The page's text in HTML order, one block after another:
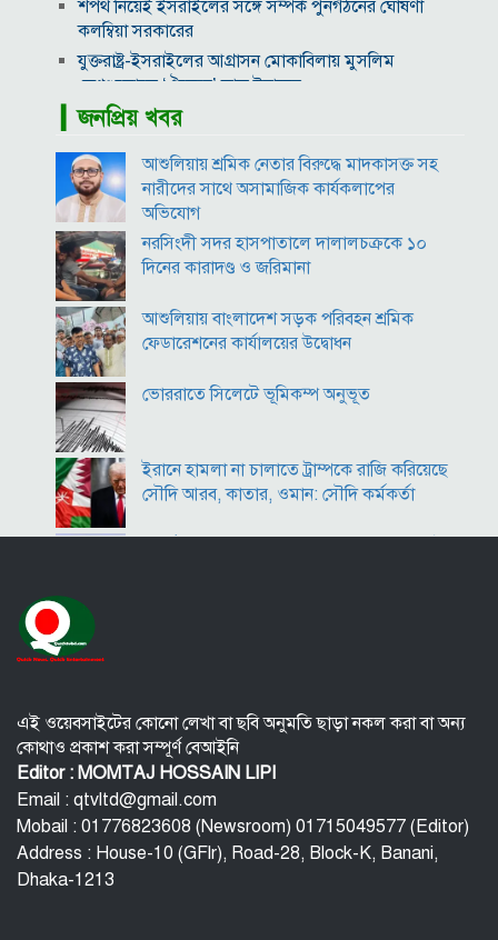
শপথ নিয়েই ইসরাইলের সঙ্গে সম্পর্ক পুনর্গঠনের ঘোষণা
কলম্বিয়া সরকারের
যুক্তরাষ্ট্র-ইসরাইলের আগ্রাসন মোকাবিলায় মুসলিম
দেশগুলোকে ‘ঐক্যের’ ডাক ইরানের
৮ উইকেট নিয়ে বাংলাদেশকে গুঁড়িয়ে দেওয়া কে এই থমসন?
প্রধানমন্ত্রী
২০৩০ বিশ্বকাপে ব্রাজিলের ভাগ্য বদলে দিতে পারেন এই ১০
তরুণ
সশস্ত্র আক্রমণ প্রতিরোধে সৌদি আরবের সঙ্গে পাকিস্তান ও
তুরস্কের প্রতিরক্ষা চুক্তি
দুর্বৃত্তের হামলায় উগান্ডার তারকা ফুটবলারের মৃত্যু
গোল্ডেন বল জয়ী ফোরলান এখন উরুগুয়ের কোচ
দাম বাড়ার পর দেশের বাজারে স্বর্ণের ভরি কত?
▎জনপ্রিয় খবর
আশুলিয়ায় শ্রমিক নেতার বিরুদ্ধে মাদকাসক্ত সহ
নারীদের সাথে অসামাজিক কার্যকলাপের
অভিযোগ
নরসিংদী সদর হাসপাতালে দালালচক্রকে ১০
দিনের কারাদণ্ড ও জরিমানা
আশুলিয়ায় বাংলাদেশ সড়ক পরিবহন শ্রমিক
ফেডারেশনের কার্যালয়ের উদ্বোধন
ভোররাতে সিলেটে ভূমিকম্প অনুভূত
ইরানে হামলা না চালাতে ট্রাম্পকে রাজি করিয়েছে
সৌদি আরব, কাতার, ওমান: সৌদি কর্মকর্তা
ইউরোপ সিরিয়াকে ‘যথাসম্ভব’ সহায়তা করবে :
ইইউ প্রধান
কর্মস্থলে নারী সহকর্মী নির্যাতন: রাঙামাটিতে
এই ওয়েবসাইটের কোনো লেখা বা ছবি অনুমতি ছাড়া নকল করা বা অন্য
কোথাও প্রকাশ করা সম্পূর্ণ বেআইনি
Editor : MOMTAJ HOSSAIN LIPI
Email : qtvltd@gmail.com
Mobail : 01776823608 (Newsroom) 01715049577 (Editor)
Address : House-10 (GFlr), Road-28, Block-K, Banani,
Dhaka-1213